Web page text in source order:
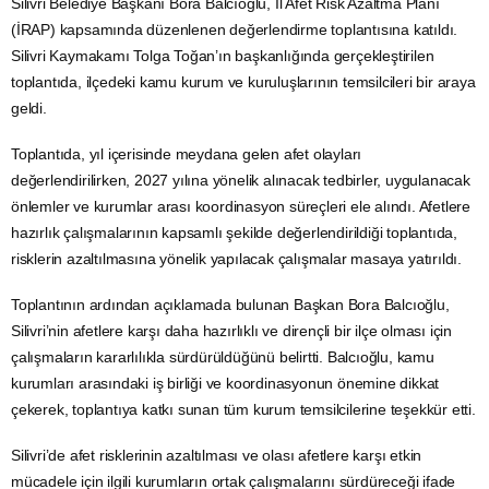
(İRAP) kapsamında düzenlenen değerlendirme toplantısına katıldı.
Silivri Kaymakamı Tolga Toğan’ın başkanlığında gerçekleştirilen
toplantıda, ilçedeki kamu kurum ve kuruluşlarının temsilcileri bir araya
geldi.
Toplantıda, yıl içerisinde meydana gelen afet olayları
değerlendirilirken, 2027 yılına yönelik alınacak tedbirler, uygulanacak
önlemler ve kurumlar arası koordinasyon süreçleri ele alındı. Afetlere
hazırlık çalışmalarının kapsamlı şekilde değerlendirildiği toplantıda,
risklerin azaltılmasına yönelik yapılacak çalışmalar masaya yatırıldı.
Toplantının ardından açıklamada bulunan Başkan Bora Balcıoğlu,
Silivri’nin afetlere karşı daha hazırlıklı ve dirençli bir ilçe olması için
çalışmaların kararlılıkla sürdürüldüğünü belirtti. Balcıoğlu, kamu
kurumları arasındaki iş birliği ve koordinasyonun önemine dikkat
çekerek, toplantıya katkı sunan tüm kurum temsilcilerine teşekkür etti.
Silivri’de afet risklerinin azaltılması ve olası afetlere karşı etkin
mücadele için ilgili kurumların ortak çalışmalarını sürdüreceği ifade